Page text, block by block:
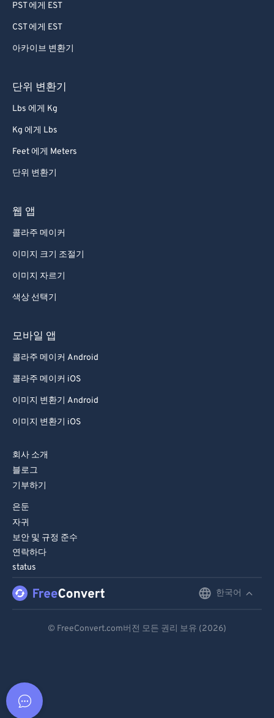
PST 에게 EST
CST 에게 EST
아카이브 변환기
단위 변환기
Lbs 에게 Kg
Kg 에게 Lbs
Feet 에게 Meters
단위 변환기
웹 앱
콜라주 메이커
이미지 크기 조절기
이미지 자르기
색상 선택기
모바일 앱
콜라주 메이커 Android
콜라주 메이커 iOS
이미지 변환기 Android
이미지 변환기 iOS
회사 소개
블로그
기부하기
은둔
자귀
보안 및 규정 준수
연락하다
status
한국어
© FreeConvert.com버전 모든 권리 보유 (2026)